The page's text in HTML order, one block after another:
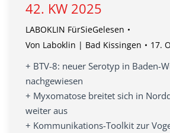
42. KW 2025
LABOKLIN FürSieGelesen
Von Laboklin | Bad Kissingen 17.
+ BTV-8: neuer Serotyp in Baden-
nachgewiesen
+ Myxomatose breitet sich in
weiter aus
+ Kommunikations-Toolkit zur